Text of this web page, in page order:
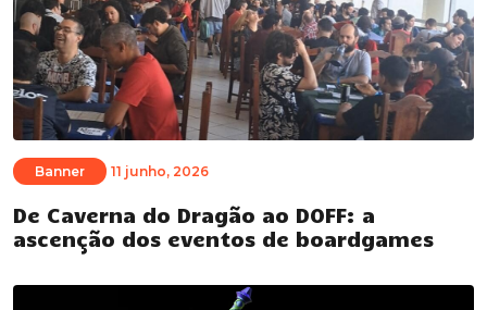
Banner 11 junho, 2026
De Caverna do Dragão ao DOFF: a
ascenção dos eventos de boardgames